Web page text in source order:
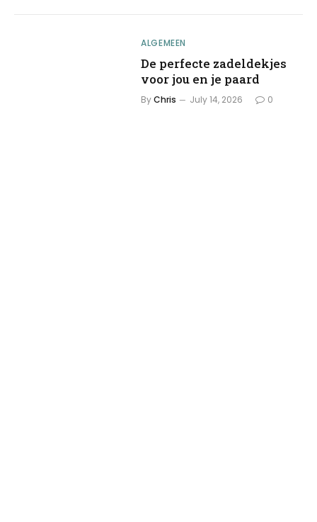
ALGEMEEN
De perfecte zadeldekjes
voor jou en je paard
ByChris July 14, 2026 0